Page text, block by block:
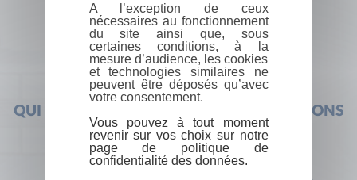
QUI SOMMES-NOUS ? FOIRE AUX QUESTIONS
A l’exception de ceux
nécessaires au fonctionnement
du site ainsi que, sous
certaines conditions, à la
mesure d’audience, les cookies
et technologies similaires ne
peuvent être déposés qu’avec
votre consentement.
Vous pouvez à tout moment
revenir sur vos choix sur notre
page de politique de
confidentialité des données.